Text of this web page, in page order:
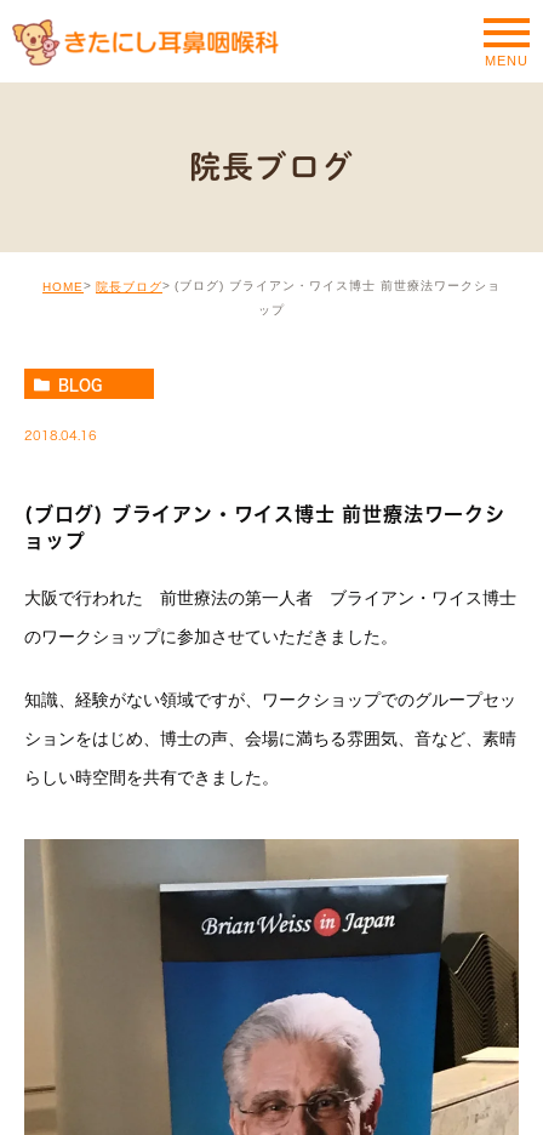
MENU
院長ブログ
HOME 院長ブログ
(ブログ) ブライアン・ワイス博士 前世療法ワークショ
ップ
BLOG
2018.04.16
(ブログ) ブライアン・ワイス博士 前世療法ワークシ
ョップ
大阪で行われた 前世療法の第一人者 ブライアン・ワイス博士
のワークショップに参加させていただきました。
知識、経験がない領域ですが、ワークショップでのグループセッ
ションをはじめ、博士の声、会場に満ちる雰囲気、音など、素晴
らしい時空間を共有できました。